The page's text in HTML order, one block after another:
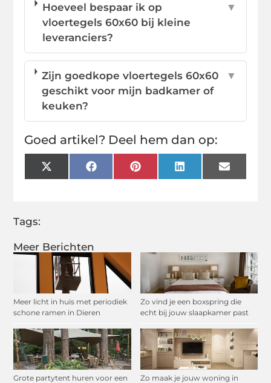
Meer Berichten
Meer licht in huis met periodiek
schone ramen in Dieren
Zo vind je een boxspring die
echt bij jouw slaapkamer past
Grote partytent huren voor een
Zo maak je jouw woning in
Hoeveel bespaar ik op
vloertegels 60x60 bij kleine
leveranciers?
▼
Zijn goedkope vloertegels 60x60
geschikt voor mijn badkamer of
keuken?
▼
Goed artikel? Deel hem dan op:
X
(Twitter)
FacebookPinterestLinkedInEmail
Tags: